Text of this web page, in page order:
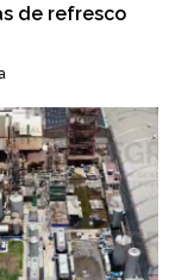
de refresco